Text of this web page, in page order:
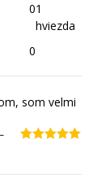
01
hviezda
0
som velmi
–